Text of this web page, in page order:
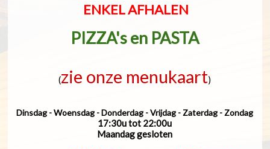
ENKEL AFHALEN
PIZZA's en PASTA
(zie onze menukaart)
Dinsdag - Woensdag - Donderdag - Vrijdag - Zaterdag - Zondag
17:30u tot 22:00u
Maandag gesloten